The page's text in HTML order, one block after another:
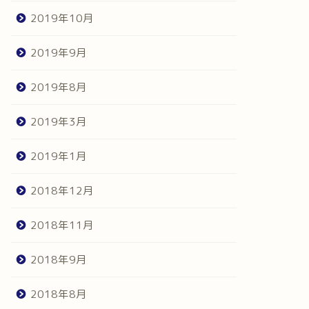
2019年10月
2019年9月
2019年8月
2019年3月
2019年1月
2018年12月
2018年11月
2018年9月
2018年8月